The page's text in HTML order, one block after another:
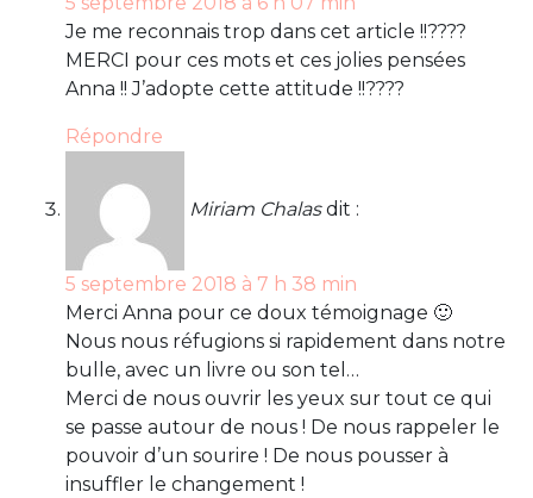
Je me reconnais trop dans cet article !!????
MERCI pour ces mots et ces jolies pensées
Anna !! J’adopte cette attitude !!????
Répondre
Miriam Chalas dit :
5 septembre 2018 à 7 h 38 min
Merci Anna pour ce doux témoignage 🙂
Nous nous réfugions si rapidement dans notre
bulle, avec un livre ou son tel…
Merci de nous ouvrir les yeux sur tout ce qui
se passe autour de nous ! De nous rappeler le
pouvoir d’un sourire ! De nous pousser à
insuffler le changement !